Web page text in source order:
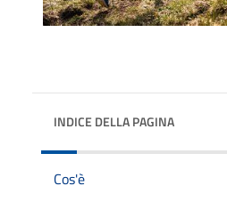
INDICE DELLA PAGINA
Cos'è